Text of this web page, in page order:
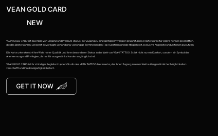
VEAN GOLD CARD
NEW
VEAN GOLD CARD ist das Inbild von Eleganz und Premium-Status, der Zugang zu einzigartigen Privilegien gewährt. Diese Karte wurde für wahre Kenner geschaffen,
die das Beste wählen. Sie bietet bevorzugte Behandlung, vorrangige Termine bei den Top-Künstlern und die Möglichkeit, exklusive Angebote und Aktionen zu nutzen.
Die Karte unterstreicht Ihre Wahl hoher Qualität und Ihren besonderen Status in der Welt von VEAN TATTOO. Es ist nicht nur ein Komfort, sondern ein Symbol der
Anerkennung und Privilegien, die nur für ausgewählte Kunden zugänglich sind.
VEAN GOLD CARD ist Ihr ständiger Begleiter in jedem Studio des VEAN TATTOO-Netzwerks, der Ihnen Zugang zu einer Welt außergewöhnlicher Möglichkeiten
verschafft und Ihre Einzigartigkeit betont.
GET IT NOW